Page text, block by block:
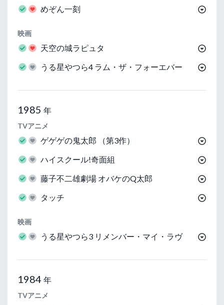
めぞん一刻
映画
天空の城ラピュタ
うる星やつら4 ラム・ザ・フォーエバー
1985 年
TVアニメ
ゲゲゲの鬼太郎 （第3作）
ハイスクール!奇面組
藤子不二雄劇場 オバケのQ太郎
タッチ
映画
うる星やつら3 リメンバー・マイ・ラヴ
1984 年
TVアニメ